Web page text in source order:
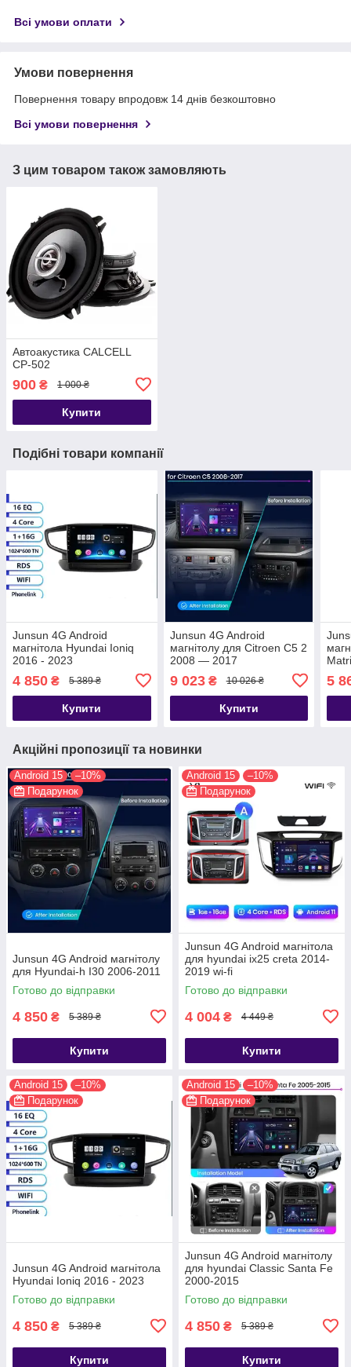
Всі умови оплати
Умови повернення
Повернення товару впродовж 14 днів безкоштовно
Всі умови повернення
З цим товаром також замовляють
Автоакустика CALCELL
CP-502
900 ₴ 1 000 ₴
Купити
Подібні товари компанії
Junsun 4G Android
магнітола Hyundai Ioniq
2016 - 2023
4 850 ₴ 5 389 ₴
Купити
Junsun 4G Android
магнітолу для Citroen C5 2
2008 — 2017
9 023₴ 10 026 ₴
Купити
5
Акційні пропозиції та новинки
Android 15
–10%
Подарунок
Junsun 4G Android магнітолу
для Hyundai-h I30 2006-2011
Готово до відправки
4 850 ₴ 5 389 ₴
Купити
Android 15
–10%
Подарунок
Junsun 4G Android магнітола
для hyundai ix25 creta 2014-
2019 wi-fi
Готово до відправки
4 004 ₴ 4 449 ₴
Купити
Android 15
–10%
Подарунок
Junsun 4G Android магнітола
Hyundai Ioniq 2016 - 2023
Готово до відправки
4 850 ₴ 5 389 ₴
Купити
Android 15
–10%
Подарунок
Junsun 4G Android магнітолу
для hyundai Classic Santa Fe
2000-2015
Готово до відправки
4 850 ₴ 5 389 ₴
Купити